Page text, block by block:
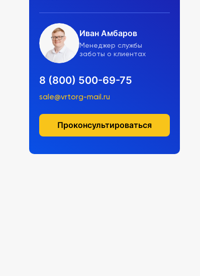
Иван Амбаров
Менеджер службы
заботы о клиентах
8 (800) 500-69-75
sale@vrtorg-mail.ru
Проконсультироваться